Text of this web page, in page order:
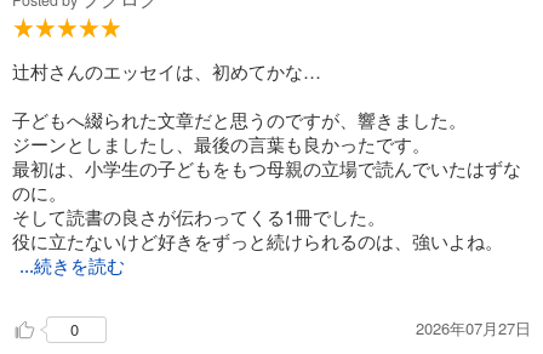
辻村さんのエッセイは、初めてかな…
子どもへ綴られた文章だと思うのですが、響きました。
ジーンとしましたし、最後の言葉も良かったです。
最初は、小学生の子どもをもつ母親の立場で読んでいたはずな
のに。
そして読書の良さが伝わってくる1冊でした。
役に立たないけど好きをずっと続けられるのは、強いよね。
...続きを読む
0 2026年07月27日